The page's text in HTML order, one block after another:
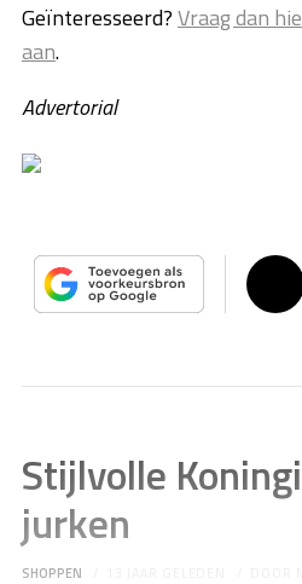
Geïnteresseerd?Vraag dan
aan.
Advertorial
Stijlvolle
jurken
SHOPPEN